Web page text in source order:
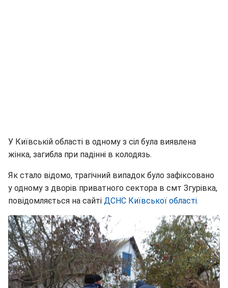
У Київській області в одному з сіл була виявлена
жінка, загибла при падінні в колодязь.
Як стало відомо, трагічний випадок було зафіксовано
у одному з дворів приватного сектора в смт Згурівка,
повідомляється на сайті ДСНС Київської області.